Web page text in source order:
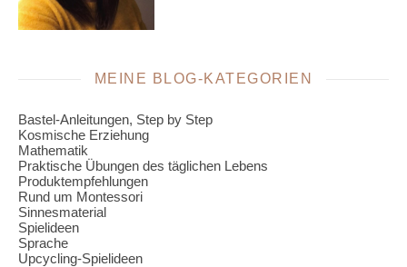
MEINE BLOG-KATEGORIEN
Bastel-Anleitungen, Step by Step
Kosmische Erziehung
Mathematik
Praktische Übungen des täglichen Lebens
Produktempfehlungen
Rund um Montessori
Sinnesmaterial
Spielideen
Sprache
Upcycling-Spielideen